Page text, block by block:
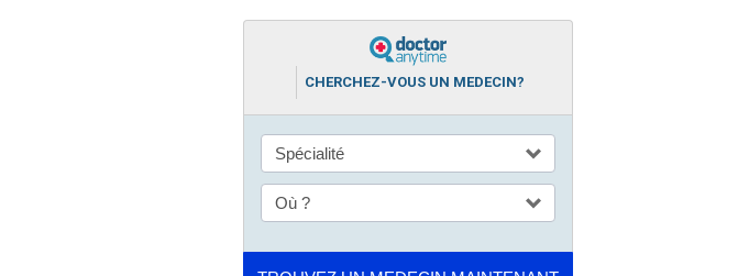
CHERCHEZ-VOUS UN MEDECIN?